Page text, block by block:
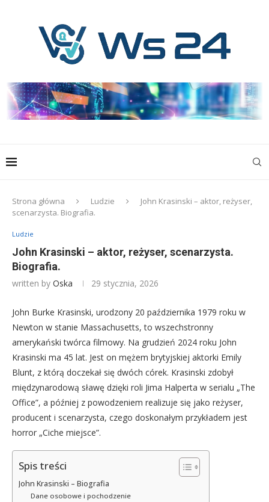
Strona główna Ludzie
John Krasinski – aktor, reżyser,
scenarzysta. Biografia.
Ludzie
John Krasinski – aktor, reżyser, scenarzysta.
Biografia.
written by Oska 29 stycznia, 2026
John Burke Krasinski, urodzony 20 października 1979 roku w
Newton w stanie Massachusetts, to wszechstronny
amerykański twórca filmowy. Na grudzień 2024 roku John
Krasinski ma 45 lat. Jest on mężem brytyjskiej aktorki Emily
Blunt, z którą doczekał się dwóch córek. Krasinski zdobył
międzynarodową sławę dzięki roli Jima Halperta w serialu „The
Office”, a później z powodzeniem realizuje się jako reżyser,
producent i scenarzysta, czego doskonałym przykładem jest
horror „Ciche miejsce”.
Spis treści
John Krasinski – Biografia
Dane osobowe i pochodzenie